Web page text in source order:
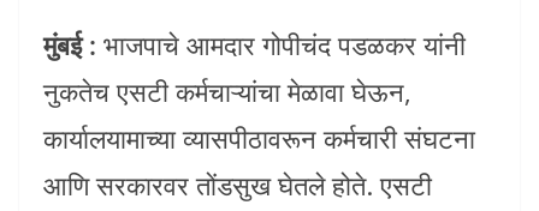
मुंबई : भाजपाचे आमदार गोपीचंद पडळकर यांनी
नुकतेच एसटी कर्मचाऱ्यांचा मेळावा घेऊन,
कार्यालयामाच्या व्यासपीठावरून कर्मचारी संघटना
आणि सरकारवर तोंडसुख घेतले होते. एसटी